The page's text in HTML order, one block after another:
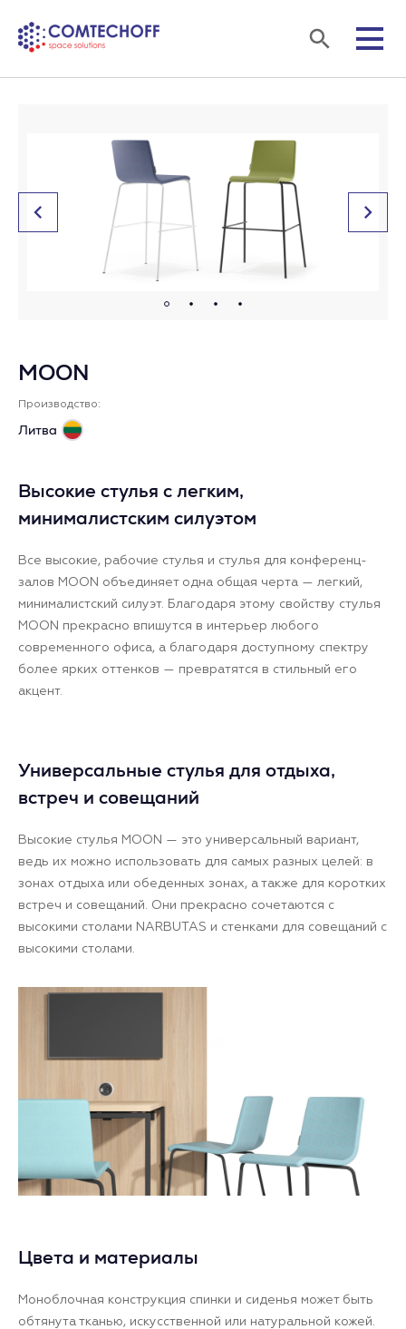
MOON
Производство:
Литва
Высокие стулья с легким,
минималистским силуэтом
Все высокие, рабочие стулья и стулья для конференц-
залов MOON объединяет одна общая черта — легкий,
минималистский силуэт. Благодаря этому свойству стулья
MOON прекрасно впишутся в интерьер любого
современного офиса, а благодаря доступному спектру
более ярких оттенков — превратятся в стильный его
акцент.
Универсальные стулья для отдыха,
встреч и совещаний
Высокие стулья MOON — это универсальный вариант,
ведь их можно использовать для самых разных целей: в
зонах отдыха или обеденных зонах, а также для коротких
встреч и совещаний. Они прекрасно сочетаются с
высокими столами NARBUTAS и стенками для совещаний с
высокими столами.
Цвета и материалы
Моноблочная конструкция спинки и сиденья может быть
обтянута тканью, искусственной или натуральной кожей.